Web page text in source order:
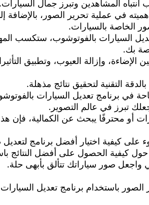
المشاهدين وتبرز جمال السيارات.
في عملية تحرير الصور، بالإضافة
الخاصة بالسيارات.
السيارات بالفوتوشوب، ستكسب
بك.
الإضاءة، وإزالة العيوب، وتطبيق
التقنية لتحقيق نتائج مذهلة.
في برنامج تعديل السيارات
تبرز في عالم التصوير.
أو محترفًا يبحث عن الكمالية، فإن
على كيفية اختيار أفضل برنامج
حول كيفية الحصول على أفضل النتائج
واجعل صور سياراتك تتألق بأبهى حلة.
باستخدام برنامج تعديل السيارات